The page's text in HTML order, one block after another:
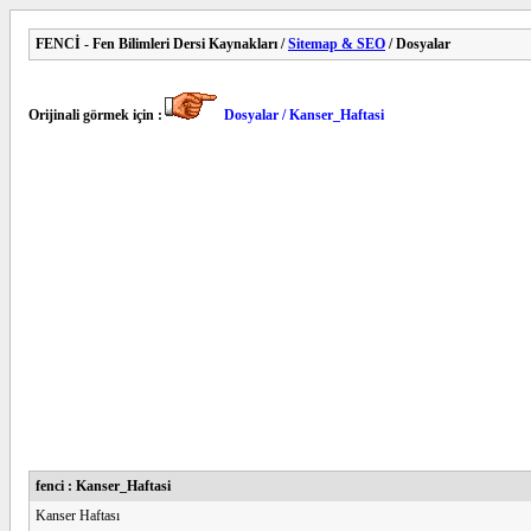
FENCİ - Fen Bilimleri Dersi Kaynakları /Sitemap & SEO / Dosyalar
Orijinali görmek için : Dosyalar / Kanser_Haftasi
fenci : Kanser_Haftasi
Kanser Haftası